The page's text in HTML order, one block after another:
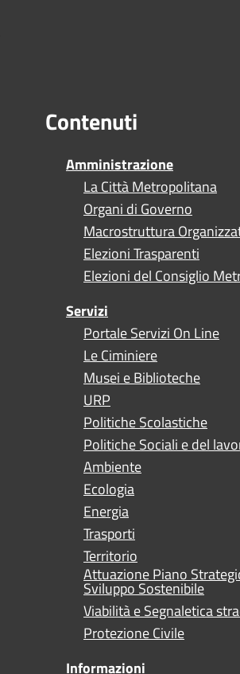
Contenuti
Amministrazione
La Città Metropolitana
Organi di Governo
Macrostruttura
Elezioni Trasparenti
Elezioni del Consiglio
Servizi
Portale Servizi On Line
Le Ciminiere
Musei e Biblioteche
URP
Politiche Scolastiche
Politiche Sociali e del
Ambiente
Ecologia
Energia
Trasporti
Territorio
Attuazione Piano
Sviluppo Sostenibile
Viabilità e Segnaletica
Protezione Civile
Informazioni